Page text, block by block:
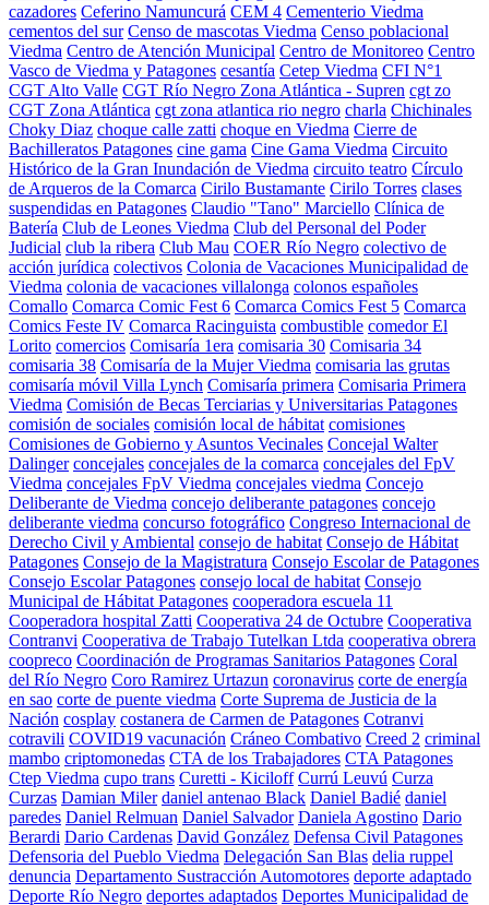
cazadores Ceferino Namuncurá CEM 4 Cementerio Viedma
cementos del sur Censo de mascotas Viedma Censo poblacional
Viedma Centro de Atención Municipal Centro de Monitoreo Centro
Vasco de Viedma y Patagones cesantía Cetep Viedma CFI N°1
CGT Alto Valle CGT Río Negro Zona Atlántica - Supren cgt zo
CGT Zona Atlántica cgt zona atlantica rio negro charla Chichinales
Choky Diaz choque calle zatti choque en Viedma Cierre de
Bachilleratos Patagones cine gama Cine Gama Viedma Circuito
Histórico de la Gran Inundación de Viedma circuito teatro Círculo
de Arqueros de la Comarca Cirilo Bustamante Cirilo Torres clases
suspendidas en Patagones Claudio "Tano" Marciello Clínica de
Batería Club de Leones Viedma Club del Personal del Poder
Judicial club la ribera Club Mau COER Río Negro colectivo de
acción jurídica colectivos Colonia de Vacaciones Municipalidad de
Viedma colonia de vacaciones villalonga colonos españoles
Comallo Comarca Comic Fest 6 Comarca Comics Fest 5 Comarca
Comics Feste IV Comarca Racinguista combustible comedor El
Lorito comercios Comisaría 1era comisaria 30 Comisaria 34
comisaria 38 Comisaría de la Mujer Viedma comisaria las grutas
comisaría móvil Villa Lynch Comisaría primera Comisaria Primera
Viedma Comisión de Becas Terciarias y Universitarias Patagones
comisión de sociales comisión local de hábitat comisiones
Comisiones de Gobierno y Asuntos Vecinales Concejal Walter
Dalinger concejales concejales de la comarca concejales del FpV
Viedma concejales FpV Viedma concejales viedma Concejo
Deliberante de Viedma concejo deliberante patagones concejo
deliberante viedma concurso fotográfico Congreso Internacional de
Derecho Civil y Ambiental consejo de habitat Consejo de Hábitat
Patagones Consejo de la Magistratura Consejo Escolar de Patagones
Consejo Escolar Patagones consejo local de habitat Consejo
Municipal de Hábitat Patagones cooperadora escuela 11
Cooperadora hospital Zatti Cooperativa 24 de Octubre Cooperativa
Contranvi Cooperativa de Trabajo Tutelkan Ltda cooperativa obrera
coopreco Coordinación de Programas Sanitarios Patagones Coral
del Río Negro Coro Ramirez Urtazun coronavirus corte de energía
en sao corte de puente viedma Corte Suprema de Justicia de la
Nación cosplay costanera de Carmen de Patagones Cotranvi
cotravili COVID19 vacunación Cráneo Combativo Creed 2 criminal
mambo criptomonedas CTA de los Trabajadores CTA Patagones
Ctep Viedma cupo trans Curetti - Kiciloff Currú Leuvú Curza
Curzas Damian Miler daniel antenao Black Daniel Badié daniel
paredes Daniel Relmuan Daniel Salvador Daniela Agostino Dario
Berardi Dario Cardenas David González Defensa Civil Patagones
Defensoria del Pueblo Viedma Delegación San Blas delia ruppel
denuncia Departamento Sustracción Automotores deporte adaptado
Deporte Río Negro deportes adaptados Deportes Municipalidad de